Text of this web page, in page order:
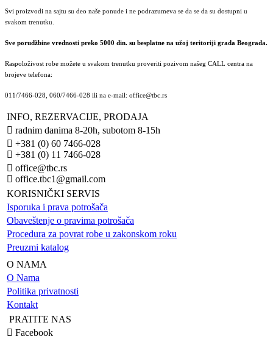
Svi proizvodi na sajtu su deo naše ponude i ne podrazumeva se da se da su dostupni u
svakom trenutku.
Sve porudžbine vrednosti preko 5000 din. su besplatne na užoj teritoriji grada Beograda.
Raspoloživost robe možete u svakom trenutku proveriti pozivom našeg CALL centra na
brojeve telefona:
011/7466-028, 060/7466-028 ili na e-mail: office@tbc.rs
INFO, REZERVACIJE, PRODAJA
radnim danima 8-20h, subotom 8-15h
+381 (0) 60 7466-028
+381 (0) 11 7466-028
office@tbc.rs
office.tbc1@gmail.com
KORISNIČKI SERVIS
Isporuka i prava potrošača
Obaveštenje o pravima potrošača
Procedura za povrat robe u zakonskom roku
Preuzmi katalog
O NAMA
O Nama
Politika privatnosti
Kontakt
PRATITE NAS
Facebook